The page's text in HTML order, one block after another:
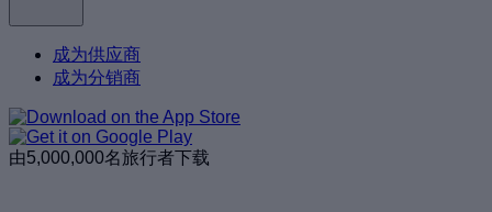
成为供应商
成为分销商
由5,000,000名旅行者下载